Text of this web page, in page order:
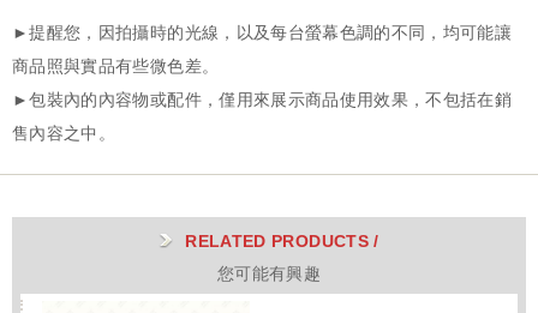
RELATED PRODUCTS /
您可能有興趣